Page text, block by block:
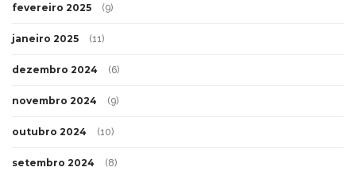
fevereiro 2025 (9)
janeiro 2025 (11)
dezembro 2024 (6)
novembro 2024 (9)
outubro 2024 (10)
setembro 2024 (8)